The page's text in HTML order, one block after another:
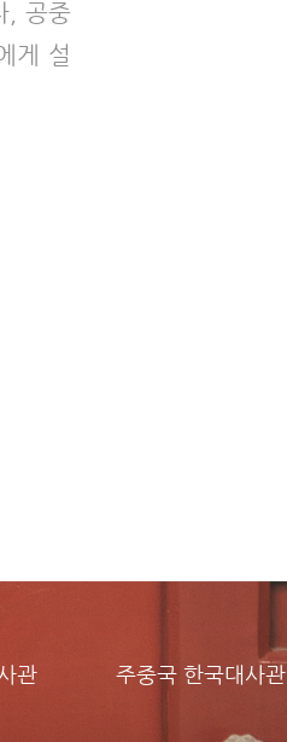
, 공중
게 설
관 주중국 한국대사관